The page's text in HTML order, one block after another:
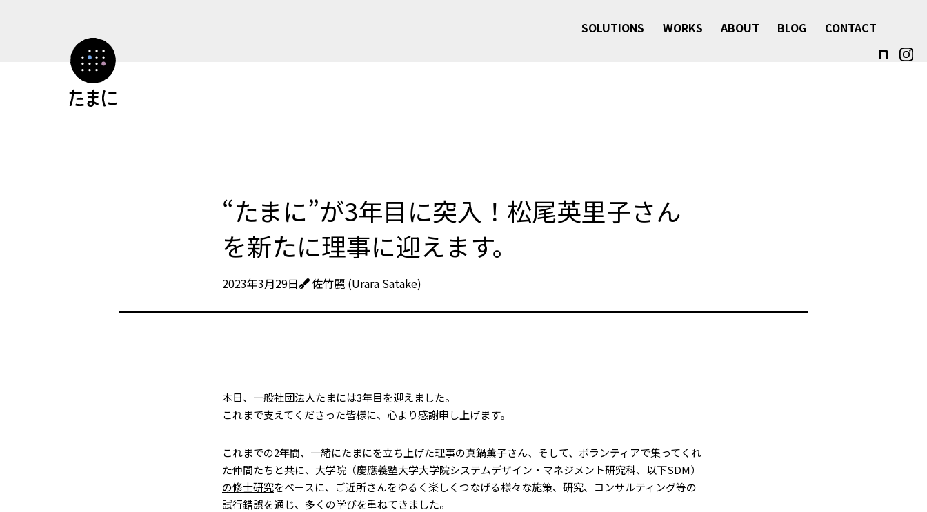
SOLUTIONS WORKS ABOUT BLOG CONTACT
“たまに”が3年目に突入！松尾英里子さん
を新たに理事に迎えます。
2023年3月29日 佐竹麗 (Urara Satake)
本日、一般社団法人たまには3年目を迎えました。
これまで支えてくださった皆様に、心より感謝申し上げます。
これまでの2年間、一緒にたまにを立ち上げた理事の真鍋薫子さん、そして、ボランティアで集ってくれ
た仲間たちと共に、 大学院（慶應義塾大学大学院システムデザイン・マネジメント研究科、以下SDM）
の修士研究をベースに、ご近所さんをゆるく楽しくつなげる様々な施策、研究、コンサルティング等の
試行錯誤を通じ、多くの学びを重ねてきました。